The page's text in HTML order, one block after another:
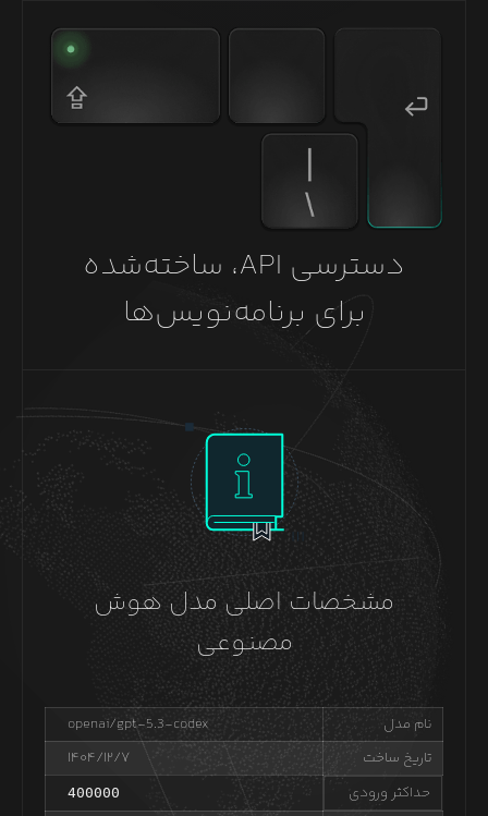
دسترسی API، ساخته‌شده
برای برنامه‌نویس‌ها
مشخصات اصلی مدل هوش
مصنوعی
نام مدل
openai/gpt-5.3-codex
تاریخ ساخت
۱۴۰۴/۱۲/۷
حداکثر ورودی
400000